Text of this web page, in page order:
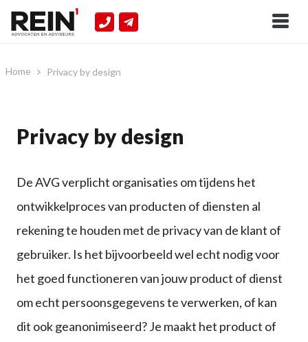
Home Privacy by design
Privacy by design
De AVG verplicht organisaties om tijdens het
ontwikkelproces van producten of diensten al
rekening te houden met de privacy van de klant of
gebruiker. Is het bijvoorbeeld wel echt nodig voor
het goed functioneren van jouw product of dienst
om echt persoonsgegevens te verwerken, of kan
dit ook geanonimiseerd? Je maakt het product of